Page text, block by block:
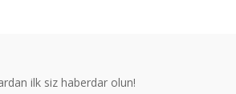
ilk siz haberdar olun!